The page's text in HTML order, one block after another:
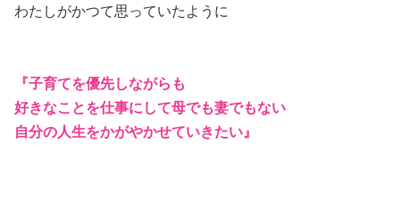
わたしがかつて思っていたように
『子育てを優先しながらも
好きなことを仕事にして母でも妻でもない
自分の人生をかがやかせていきたい』